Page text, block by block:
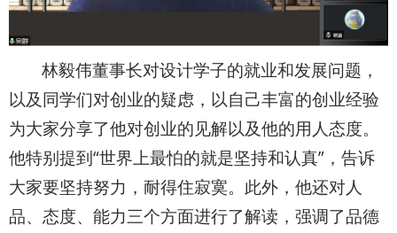
林毅伟董事长对设计学子的就业和发展问题，
以及同学们对创业的疑虑，以自己丰富的创业经验
为大家分享了他对创业的见解以及他的用人态度。
他特别提到“世界上最怕的就是坚持和认真”，告诉
大家要坚持努力，耐得住寂寞。此外，他还对人
品、态度、能力三个方面进行了解读，强调了品德